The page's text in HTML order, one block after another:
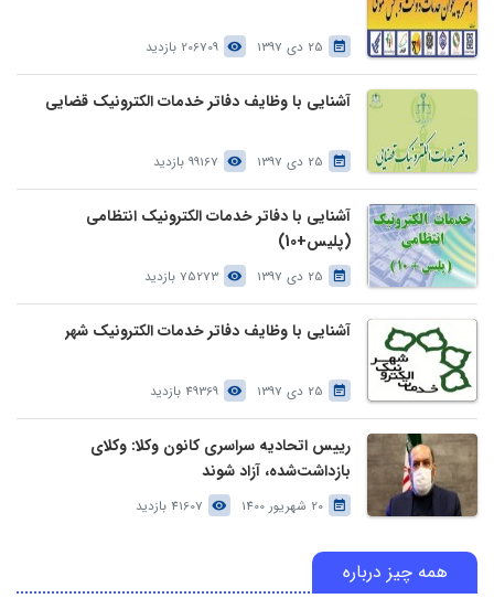
25 دی 1397 206709 بازدید
آشنایی با وظایف دفاتر خدمات الکترونیک قضایی
25 دی 1397 99167 بازدید
آشنایی با دفاتر خدمات الکترونیک انتظامی
(پلیس+10)
25 دی 1397 75273 بازدید
آشنایی با وظایف دفاتر خدمات الکترونیک شهر
25 دی 1397 49369 بازدید
رییس اتحادیه سراسری کانون وکلا: وکلای
بازداشت‌شده، آزاد شوند
20 شهریور 1400 41607 بازدید
همه چیز درباره